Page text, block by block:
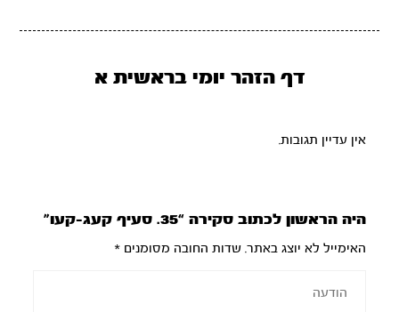
דף הזהר יומי בראשית א
אין עדיין תגובות.
היה הראשון לכתוב סקירה “35. סעיף קעג-קעו”
האימייל לא יוצג באתר. שדות החובה מסומנים*